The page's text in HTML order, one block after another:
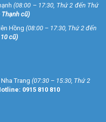
(08:00 – 17:30, Thứ 2 đến Thứ
Thạnh cũ)
Hồng (08:00 – 17:30, Thứ 2 đến
cũ)
Trang (07:30 – 15:30, Thứ 2
0915 810 810